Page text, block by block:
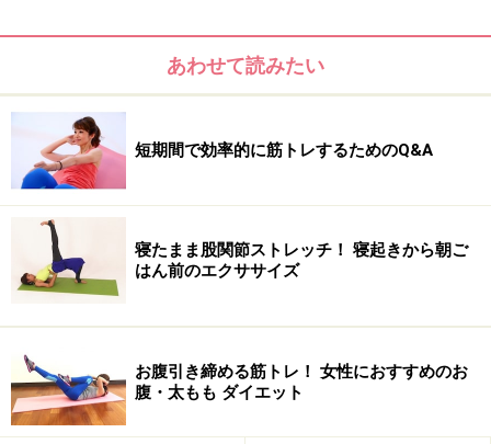
＜目次＞
下腹のたるみを引き締める「サイドVクランチ」
「サイドVクランチ」のポイントを動画でチェック！
ぽっこり下腹にアプローチ「レッグライズシザーズ」
「レッグライズシザーズ」のポイントを動画でチェック！
下腹のたるみを引き締める「サイドVクラン
あわせて読みたい
短期間で効率的に筋トレするためのQ&A
寝たまま股関節ストレッチ！ 寝起きから朝ご
はん前のエクササイズ
お腹引き締める筋トレ！ 女性におすすめのお
腹・太もも ダイエット